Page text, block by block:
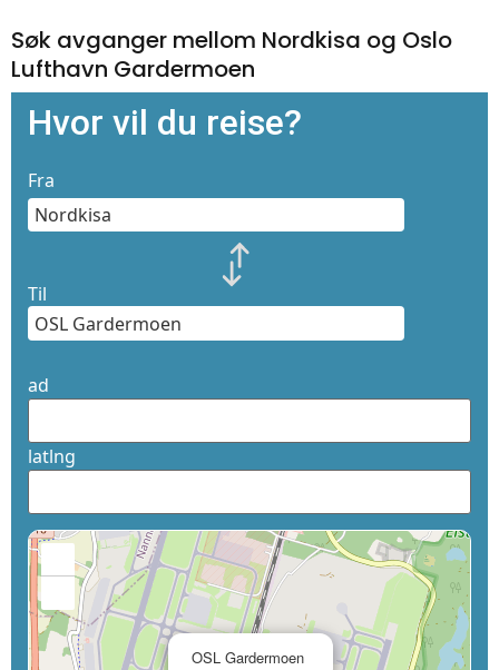
Søk avganger mellom Nordkisa og Oslo
Lufthavn Gardermoen
Hvor vil du reise?
Fra
Til
ad
latlng
OSL Gardermoen